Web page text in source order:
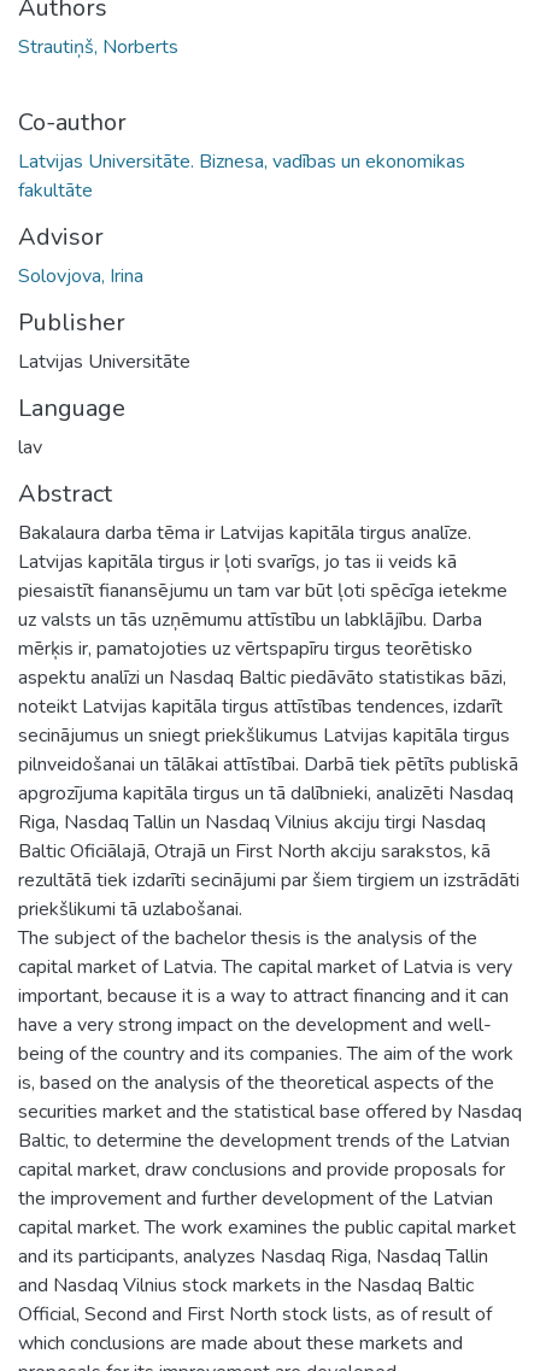
Authors
Strautiņš, Norberts
Co-author
Latvijas Universitāte. Biznesa, vadības un ekonomikas
fakultāte
Advisor
Solovjova, Irina
Publisher
Latvijas Universitāte
Language
lav
Abstract
Bakalaura darba tēma ir Latvijas kapitāla tirgus analīze.
Latvijas kapitāla tirgus ir ļoti svarīgs, jo tas ii veids kā
piesaistīt fianansējumu un tam var būt ļoti spēcīga ietekme
uz valsts un tās uzņēmumu attīstību un labklājību. Darba
mērķis ir, pamatojoties uz vērtspapīru tirgus teorētisko
aspektu analīzi un Nasdaq Baltic piedāvāto statistikas bāzi,
noteikt Latvijas kapitāla tirgus attīstības tendences, izdarīt
secinājumus un sniegt priekšlikumus Latvijas kapitāla tirgus
pilnveidošanai un tālākai attīstībai. Darbā tiek pētīts publiskā
apgrozījuma kapitāla tirgus un tā dalībnieki, analizēti Nasdaq
Riga, Nasdaq Tallin un Nasdaq Vilnius akciju tirgi Nasdaq
Baltic Oficiālajā, Otrajā un First North akciju sarakstos, kā
rezultātā tiek izdarīti secinājumi par šiem tirgiem un izstrādāti
priekšlikumi tā uzlabošanai.
The subject of the bachelor thesis is the analysis of the
capital market of Latvia. The capital market of Latvia is very
important, because it is a way to attract financing and it can
have a very strong impact on the development and well-
being of the country and its companies. The aim of the work
is, based on the analysis of the theoretical aspects of the
securities market and the statistical base offered by Nasdaq
Baltic, to determine the development trends of the Latvian
capital market, draw conclusions and provide proposals for
the improvement and further development of the Latvian
capital market. The work examines the public capital market
and its participants, analyzes Nasdaq Riga, Nasdaq Tallin
and Nasdaq Vilnius stock markets in the Nasdaq Baltic
Official, Second and First North stock lists, as of result of
which conclusions are made about these markets and